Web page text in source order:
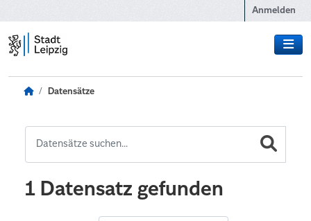
Anmelden
Datensätze
1 Datensatz gefunden